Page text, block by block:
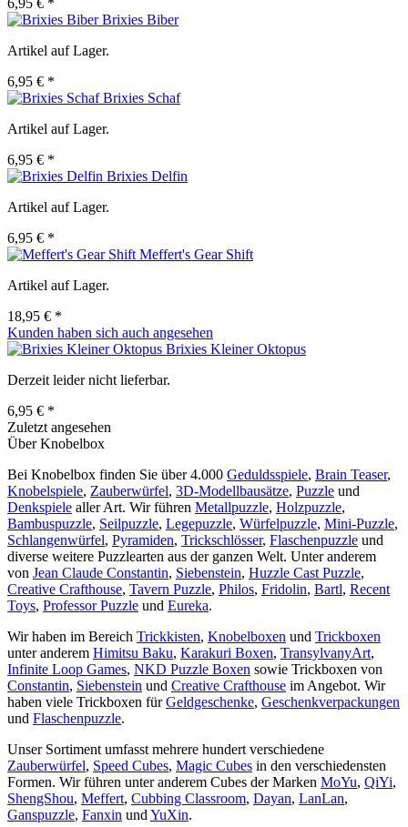
6,95 € *
Brixies Biber
Artikel auf Lager.
6,95 € *
Brixies Schaf
Artikel auf Lager.
6,95 € *
Brixies Delfin
Artikel auf Lager.
6,95 € *
Meffert's Gear Shift
Artikel auf Lager.
18,95 € *
Kunden haben sich auch angesehen
Brixies Kleiner Oktopus
Derzeit leider nicht lieferbar.
6,95 € *
Zuletzt angesehen
Über Knobelbox
Bei Knobelbox finden Sie über 4.000 Geduldsspiele, Brain Teaser,
Knobelspiele, Zauberwürfel, 3D-Modellbausätze, Puzzle und
Denkspiele aller Art. Wir führen Metallpuzzle, Holzpuzzle,
Bambuspuzzle, Seilpuzzle, Legepuzzle, Würfelpuzzle, Mini-Puzzle,
Schlangenwürfel, Pyramiden, Trickschlösser, Flaschenpuzzle und
diverse weitere Puzzlearten aus der ganzen Welt. Unter anderem
von Jean Claude Constantin, Siebenstein, Huzzle Cast Puzzle,
Creative Crafthouse, Tavern Puzzle, Philos, Fridolin, Bartl, Recent
Toys, Professor Puzzle und Eureka.
Wir haben im Bereich Trickkisten, Knobelboxen und Trickboxen
unter anderem Himitsu Baku, Karakuri Boxen, TransylvanyArt,
Infinite Loop Games, NKD Puzzle Boxen sowie Trickboxen von
Constantin, Siebenstein und Creative Crafthouse im Angebot. Wir
haben viele Trickboxen fürGeldgeschenke, Geschenkverpackungen
und Flaschenpuzzle.
Unser Sortiment umfasst mehrere hundert verschiedene
Zauberwürfel, Speed Cubes, Magic Cubes in den verschiedensten
Formen. Wir führen unter anderem Cubes der Marken MoYu, QiYi,
ShengShou, Meffert, Cubbing Classroom, Dayan, LanLan,
Ganspuzzle, Fanxin und YuXin.